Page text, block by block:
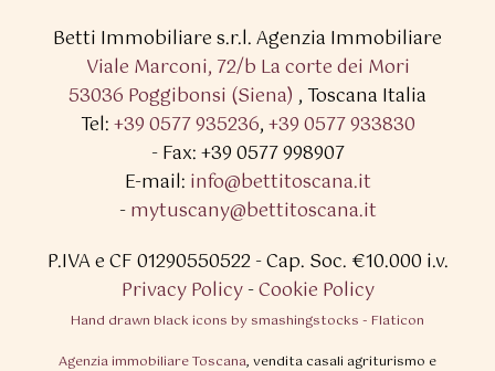
Betti Immobiliare s.r.l.Agenzia Immobiliare
Viale Marconi, 72/b La corte dei Mori
53036 Poggibonsi (Siena) ,Toscana Italia
Tel:+39 0577 935236,+39 0577 933830
- Fax: +39 0577 998907
E-mail: info@bettitoscana.it
-mytuscany@bettitoscana.it
P.IVA e CF 01290550522 - Cap. Soc. €10.000 i.v.
Privacy Policy -Cookie Policy
Hand drawn black icons by smashingstocks - Flaticon
Agenzia immobiliare Toscana, vendita casali agriturismo e